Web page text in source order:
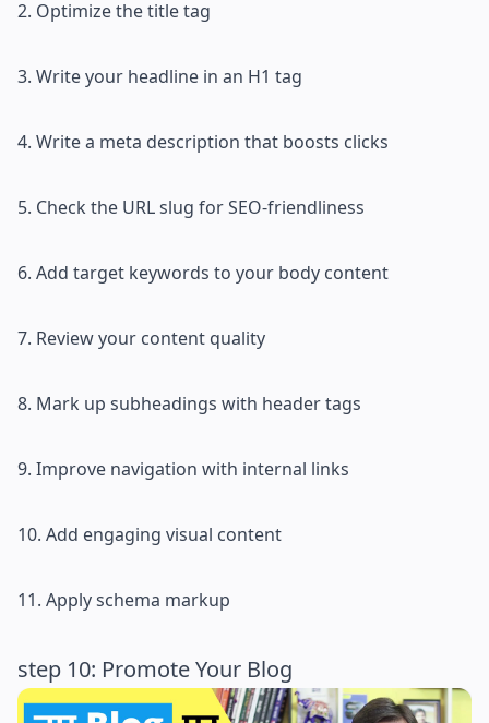
2. Optimize the title tag
3. Write your headline in an H1 tag
4. Write a meta description that boosts clicks
5. Check the URL slug for SEO-friendliness
6. Add target keywords to your body content
7. Review your content quality
8. Mark up subheadings with header tags
9. Improve navigation with internal links
10. Add engaging visual content
11. Apply schema markup
step 10: Promote Your Blog